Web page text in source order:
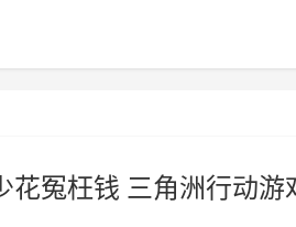
花冤枉钱 三角洲行动游